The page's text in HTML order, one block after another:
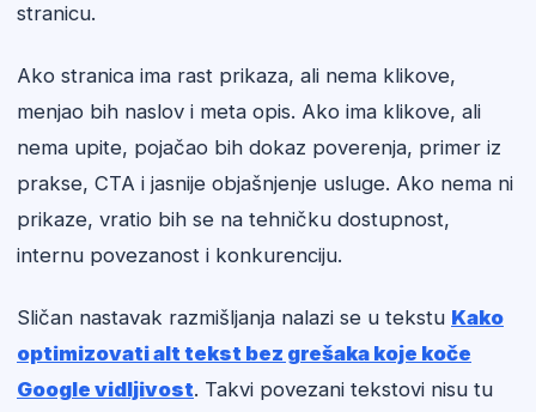
stranicu.
Ako stranica ima rast prikaza, ali nema klikove,
menjao bih naslov i meta opis. Ako ima klikove, ali
nema upite, pojačao bih dokaz poverenja, primer iz
prakse, CTA i jasnije objašnjenje usluge. Ako nema ni
prikaze, vratio bih se na tehničku dostupnost,
internu povezanost i konkurenciju.
Sličan nastavak razmišljanja nalazi se u tekstu Kako
optimizovati alt tekst bez grešaka koje koče
Google vidljivost. Takvi povezani tekstovi nisu tu